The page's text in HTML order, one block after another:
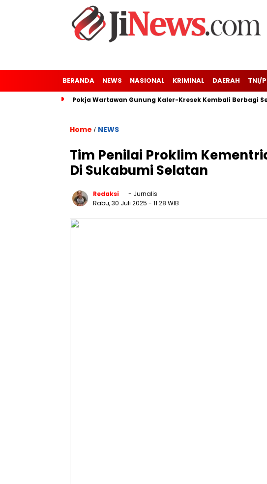
BERANDA NEWS NASIONAL KRIMINAL DAERAH TNI/
Pokja Wartawan Gunung Kaler-Kresek Kembali Berbagi
Home / NEWS
Tim Penilai Proklim
Di Sukabumi Selatan
Redaksi
- Jurnalis
Rabu, 30 Juli 2025 - 11:28 WIB